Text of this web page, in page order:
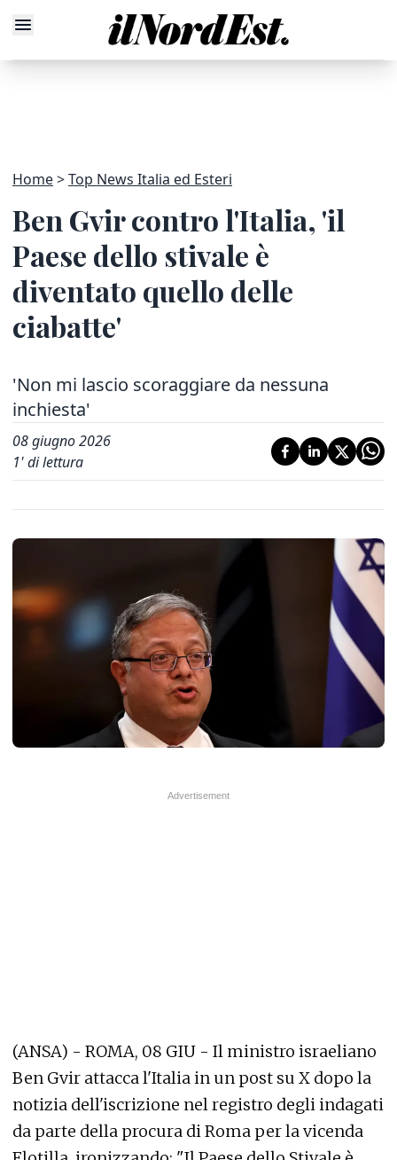
Home Top News Italia ed Esteri
Ben Gvir contro l'Italia, 'il
Paese dello stivale è
diventato quello delle
ciabatte'
'Non mi lascio scoraggiare da nessuna
inchiesta'
08 giugno 2026
1' di lettura
(ANSA) - ROMA, 08 GIU - Il ministro israeliano
Ben Gvir attacca l'Italia in un post su X dopo la
notizia dell'iscrizione nel registro degli indagati
da parte della procura di Roma per la vicenda